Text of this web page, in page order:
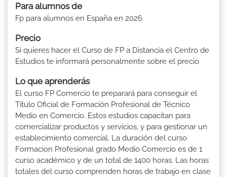
Para alumnos de
Fp para alumnos en España en 2026
Precio
Si quieres hacer el Curso de FP a Distancia el Centro de
Estudios te informará personalmente sobre el precio
Lo que aprenderás
El curso FP Comercio te preparará para conseguir el
Título Oficial de Formación Profesional de Técnico
Medio en Comercio. Estos estudios capacitan para
comercializar productos y servicios, y para gestionar un
establecimiento comercial. La duración del curso
Formacion Profesional grado Medio Comercio es de 1
curso académico y de un total de 1400 horas. Las horas
totales del curso comprenden horas de trabajo en clase